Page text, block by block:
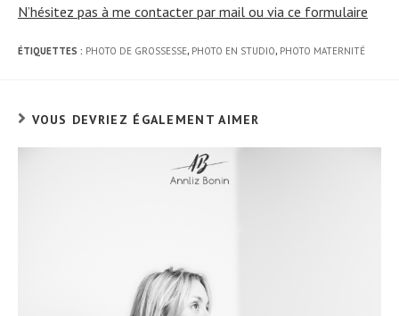
N’hésitez pas à me contacter par mail ou via ce formulaire
ÉTIQUETTES : PHOTO DE GROSSESSE, PHOTO EN STUDIO, PHOTO MATERNITÉ
VOUS DEVRIEZ ÉGALEMENT AIMER